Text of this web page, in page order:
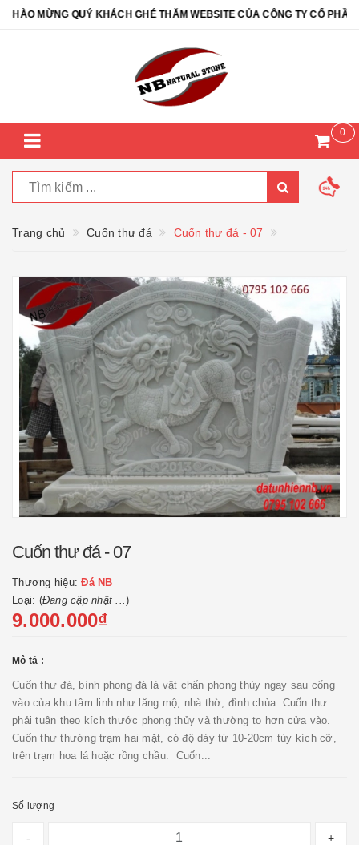
MỪNG QUÝ KHÁCH GHÉ THĂM WEBSITE CỦA CÔNG TY CỔ PHẦN
0
Trang chủ Cuốn thư đá Cuốn thư đá - 07
Cuốn thư đá - 07
Thương hiệu:Đá NB
Loại: (Đang cập nhật ...)
9.000.000₫
Mô tả :
Cuốn thư đá, bình phong đá là vật chấn phong thủy ngay sau cổng
vào của khu tâm linh như lăng mộ, nhà thờ, đình chùa. Cuốn thư
phải tuân theo kích thước phong thủy và thường to hơn cửa vào.
Cuốn thư thường trạm hai mặt, có độ dày từ 10-20cm tùy kích cỡ,
trên trạm hoa lá hoặc rồng chầu. Cuốn...
Số lượng
- +